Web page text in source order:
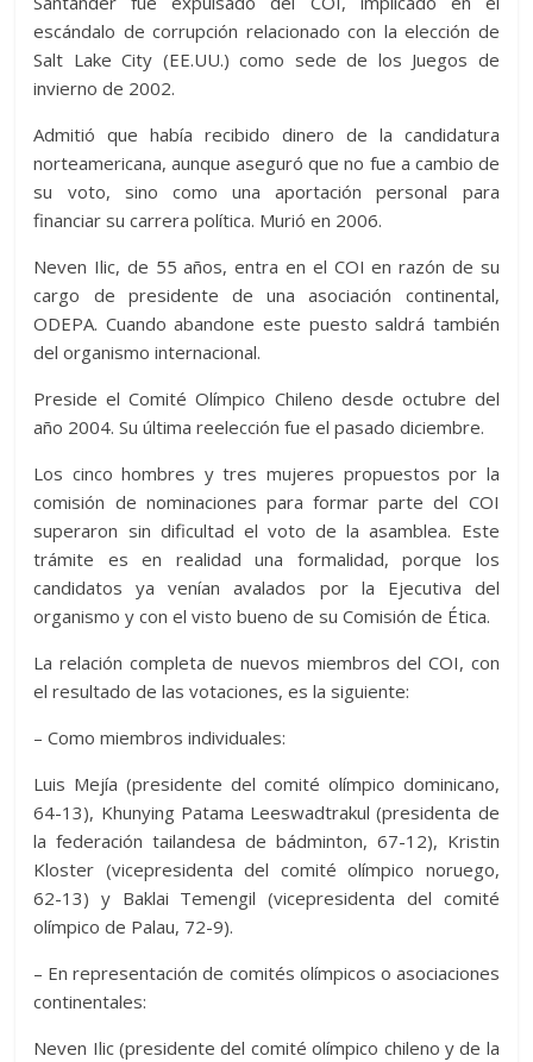
escándalo de corrupción relacionado con la elección de
Salt Lake City (EE.UU.) como sede de los Juegos de
invierno de 2002.
Admitió que había recibido dinero de la candidatura
norteamericana, aunque aseguró que no fue a cambio de
su voto, sino como una aportación personal para
financiar su carrera política. Murió en 2006.
Neven Ilic, de 55 años, entra en el COI en razón de su
cargo de presidente de una asociación continental,
ODEPA. Cuando abandone este puesto saldrá también
del organismo internacional.
Preside el Comité Olímpico Chileno desde octubre del
año 2004. Su última reelección fue el pasado diciembre.
Los cinco hombres y tres mujeres propuestos por la
comisión de nominaciones para formar parte del COI
superaron sin dificultad el voto de la asamblea. Este
trámite es en realidad una formalidad, porque los
candidatos ya venían avalados por la Ejecutiva del
organismo y con el visto bueno de su Comisión de Ética.
La relación completa de nuevos miembros del COI, con
el resultado de las votaciones, es la siguiente:
– Como miembros individuales:
Luis Mejía (presidente del comité olímpico dominicano,
64-13), Khunying Patama Leeswadtrakul (presidenta de
la federación tailandesa de bádminton, 67-12), Kristin
Kloster (vicepresidenta del comité olímpico noruego,
62-13) y Baklai Temengil (vicepresidenta del comité
olímpico de Palau, 72-9).
– En representación de comités olímpicos o asociaciones
continentales:
Neven Ilic (presidente del comité olímpico chileno y de la